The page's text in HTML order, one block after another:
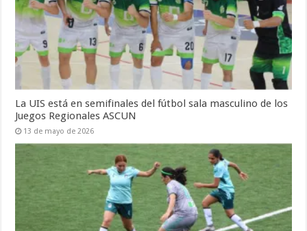
La UIS está en semifinales del fútbol sala masculino de los
Juegos Regionales ASCUN
13 de mayo de 2026